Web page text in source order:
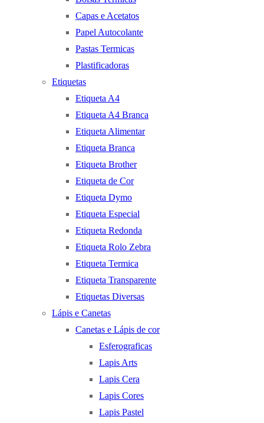
Capas e Acetatos
Papel Autocolante
Pastas Termicas
Plastificadoras
Etiquetas
Etiqueta A4
Etiqueta A4 Branca
Etiqueta Alimentar
Etiqueta Branca
Etiqueta Brother
Etiqueta de Cor
Etiqueta Dymo
Etiqueta Especial
Etiqueta Redonda
Etiqueta Rolo Zebra
Etiqueta Termica
Etiqueta Transparente
Etiquetas Diversas
Lápis e Canetas
Canetas e Lápis de cor
Esferograficas
Lapis Arts
Lapis Cera
Lapis Cores
Lapis Pastel